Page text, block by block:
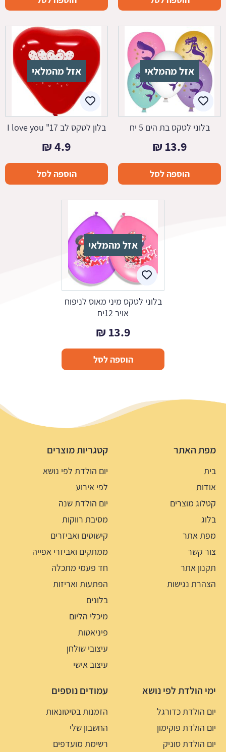
אזל מהמלאי
בלוני לטקס בת הים 5 יח
13.9
₪
הוספה לסל
אזל מהמלאי
בלון לטקס לב 17" I love you
4.9
₪
הוספה לסל
אזל מהמלאי
בלוני לטקס מיני מאוס לניפוח
אויר 12יח
13.9
₪
הוספה לסל
מפת האתר
בית
אודות
קטלוג מוצרים
בלוג
מפת אתר
צור קשר
תקנון אתר
הצהרת נגישות
קטגריות מוצרים
יום הולדת לפי נושא
לפי אירוע
יום הולדת שנה
מסיבת רווקות
קישוטים ואביזרים
ממתקים ואביזרי אפייה
חד פעמי מתכלה
הפתעות ואריזות
בלונים
מיכלי הליום
פיניאטות
עיצובי שולחן
עיצוב אישי
ימי הולדת לפי נושא
יום הולדת כדורגל
יום הולדת פוקימון
יום הולדת סוניק
עמודים נוספים
הזמנות בסיטונאות
החשבון שלי
רשימת מועדפים